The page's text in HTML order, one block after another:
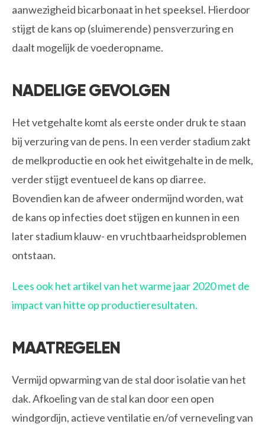
aanwezigheid bicarbonaat in het speeksel. Hierdoor
stijgt de kans op (sluimerende) pensverzuring en
daalt mogelijk de voederopname.
NADELIGE GEVOLGEN
Het vetgehalte komt als eerste onder druk te staan
bij verzuring van de pens. In een verder stadium zakt
de melkproductie en ook het eiwitgehalte in de melk,
verder stijgt eventueel de kans op diarree.
Bovendien kan de afweer ondermijnd worden, wat
de kans op infecties doet stijgen en kunnen in een
later stadium klauw- en vruchtbaarheidsproblemen
ontstaan.
Lees ook het artikel van het warme jaar 2020 met de
impact van hitte op productieresultaten.
MAATREGELEN
Vermijd opwarming van de stal door isolatie van het
dak. Afkoeling van de stal kan door een open
windgordijn, actieve ventilatie en/of verneveling van